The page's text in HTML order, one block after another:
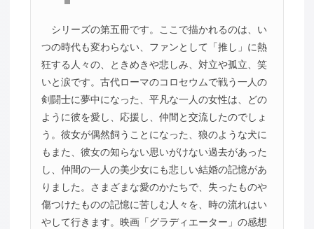
シリーズの第五冊です。ここで描かれるのは、い
つの時代も変わらない、ファンとして「推し」に熱
狂する人々の、ときめきや悲しみ、対立や孤立、笑
いと涙です。古代ローマのコロセウムで戦う一人の
剣闘士に夢中になった、平凡な一人の女性は、どの
ように彼を愛し、応援し、仲間と交流したのでしょ
う。彼女が偶然飼うことになった、狼のような犬に
もまた、彼女の知らない思いがけない過去があった
し、仲間の一人の美少女にも悲しい結婚の記憶があ
りました。さまざまな愛のかたちで、失ったものや
傷つけたものの記憶に苦しむ人々を、時の流れはい
やして行きます。映画「グラディエーター」の感想